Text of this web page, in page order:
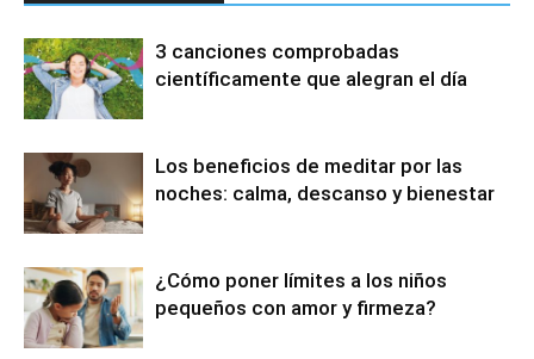
3 canciones comprobadas
científicamente que alegran el día
Los beneficios de meditar por las
noches: calma, descanso y bienestar
¿Cómo poner límites a los niños
pequeños con amor y firmeza?